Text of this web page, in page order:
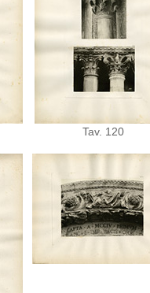
Tav. 120